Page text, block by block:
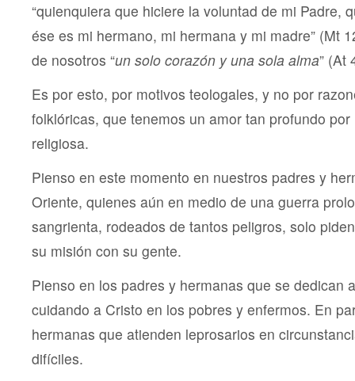
“quienquiera que hiciere la voluntad de mi Padre,
ése es mi hermano, mi hermana y mi madre” (Mt
de nosotros “un solo corazón y una sola alma” (At
Es por esto, por motivos teologales, y no por
folklóricas, que tenemos un amor tan profundo
religiosa.
Pienso en este momento en nuestros padres y
Oriente, quienes aún en medio de una guerra
sangrienta, rodeados de tantos peligros, solo
su misión con su gente.
Pienso en los padres y hermanas que se dedican
cuidando a Cristo en los pobres y enfermos. En
hermanas que atienden leprosarios en
difíciles.